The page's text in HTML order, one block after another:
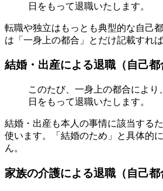
日をもって退職いたします。
転職や独立はもっとも典型的な自己
は「一身上の都合」とだけ記載すれば
結婚・出産による退職（自己都
このたび、一身上の都合により
日をもって退職いたします。
結婚・出産も本人の事情に該当する
使います。「結婚のため」と具体的
ん。
家族の介護による退職（自己都